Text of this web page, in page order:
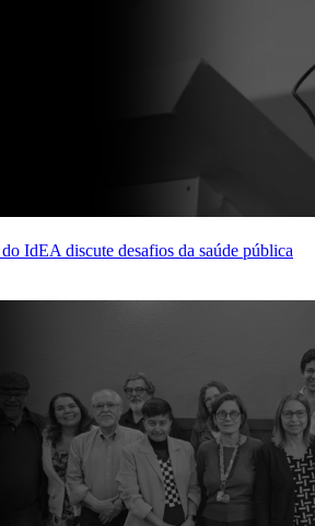
IdEA discute desafios da saúde pública